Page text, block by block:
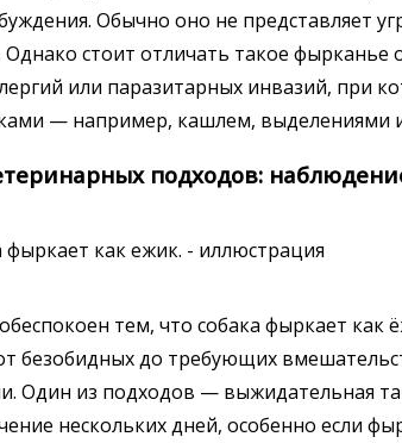
Обычно оно не представляет
Однако стоит отличать такое
или паразитарных инвазий, при
— например, кашлем, выделениями
подходов:
тем, что собака фыркает как
безобидных до требующих
Один из подходов — выжидательная
нескольких дней, особенно если